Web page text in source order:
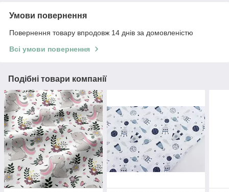
Умови повернення
Повернення товару впродовж 14 днів за домовленістю
Всі умови повернення
Подібні товари компанії